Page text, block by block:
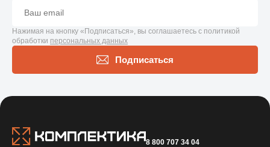
Нажимая на кнопку «Подписаться», вы соглашаетесь с политикой
обработки персональных данных
Подписаться
8 800 707 34 04